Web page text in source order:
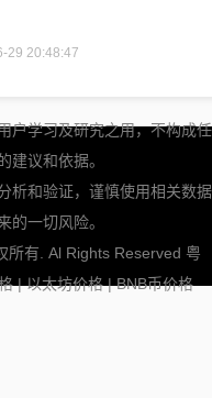
29 20:48:47
户学习及研究之用，不构成任
建议和依据。
析和验证，谨慎使用相关数据
的一切风险。
有. Al Rights Reserved 粤
|以太坊价格|BNB币价格